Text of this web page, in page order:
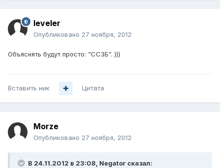
leveler
Опубликовано 27 ноября, 2012
Объяснять будут просто: "ССЗБ". )))
Вставить ник Цитата
Morze
Опубликовано 27 ноября, 2012
В 24.11.2012 в 23:08, Negator сказал: